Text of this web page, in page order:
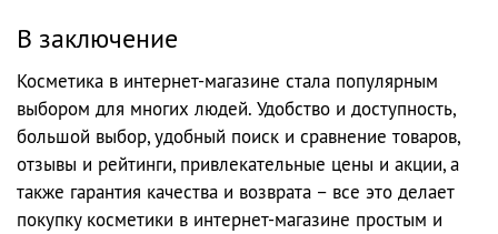
В заключение
Косметика в интернет-магазине стала популярным
выбором для многих людей. Удобство и доступность,
большой выбор, удобный поиск и сравнение товаров,
отзывы и рейтинги, привлекательные цены и акции, а
также гарантия качества и возврата – все это делает
покупку косметики в интернет-магазине простым и